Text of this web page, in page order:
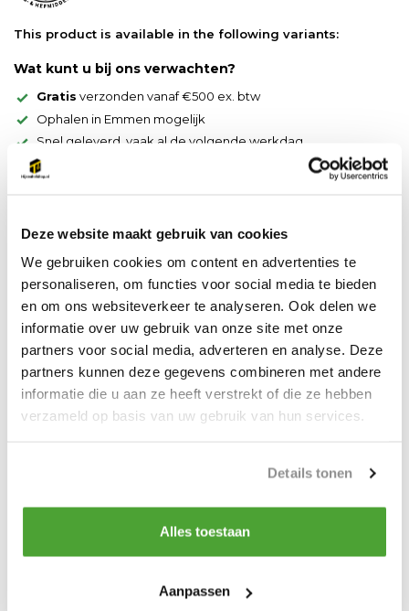
Deze website maakt gebruik van cookies
We gebruiken cookies om content en advertenties te
personaliseren, om functies voor social media te bieden
en om ons websiteverkeer te analyseren. Ook delen we
informatie over uw gebruik van onze site met onze
partners voor social media, adverteren en analyse. Deze
partners kunnen deze gegevens combineren met andere
informatie die u aan ze heeft verstrekt of die ze hebben
verzameld op basis van uw gebruik van hun services.
Details tonen
Alles toestaan
Aanpassen
This product is available in the following variants:
Wat kunt u bij ons verwachten?
Gratis verzonden vanaf €500 ex. btw
Ophalen in Emmen mogelijk
Snel geleverd, vaak al de volgende werkdag
Productomschrijving
1x Verbindingsschalm
1x Wartelhaak met klep, draaibaar onder last
Ideaal voor gebruik aan mobiele kraan
Our employee is happy to help you find the right product
Send mail